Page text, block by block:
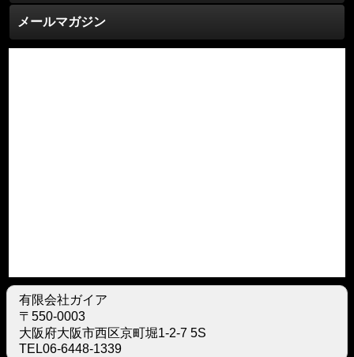
メールマガジン
有限会社ガイア
〒550-0003
大阪府大阪市西区京町堀1-2-7 5S
TEL06-6448-1339